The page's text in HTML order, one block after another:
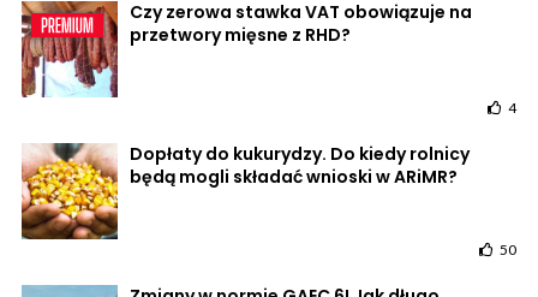
Czy zerowa stawka VAT obowiązuje na
przetwory mięsne z RHD?
4
Dopłaty do kukurydzy. Do kiedy rolnicy
będą mogli składać wnioski w ARiMR?
50